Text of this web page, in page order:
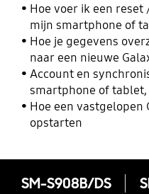
Hoe voer ik een
mijn smartphone of
Hoe je gegevens
naar een nieuwe
Switch
Account en
smartphone of tablet,
Hoe een
opstarten
SM-S908B/DS